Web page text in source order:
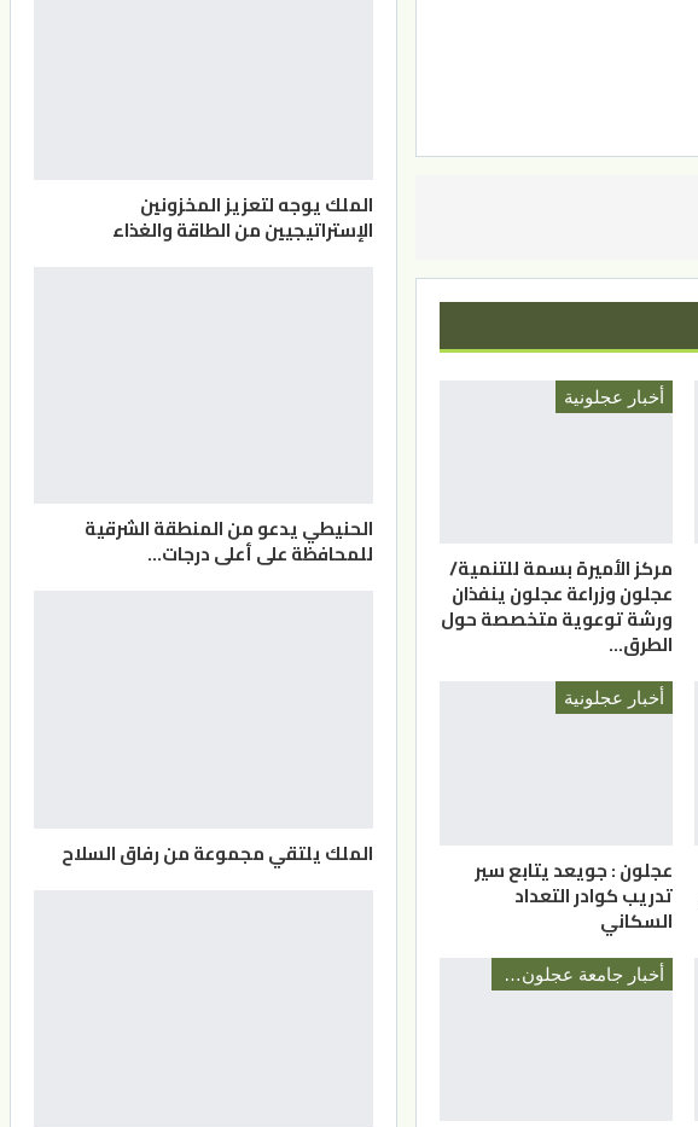
أخبار عجلونية
مركز الأميرة بسمة للتنمية/
عجلون وزراعة عجلون ينفذان
ورشة توعوية متخصصة حول
الطرق…
أخبار عجلونية
عجلون : جويعد يتابع سير
تدريب كوادر التعداد
السكاني
أخبار جامعة عجلون الوطنية
الملك يوجه لتعزيز المخزونين
الإستراتيجيين من الطاقة والغذاء
الحنيطي يدعو من المنطقة الشرقية
للمحافظة على أعلى درجات…
الملك يلتقي مجموعة من رفاق السلاح